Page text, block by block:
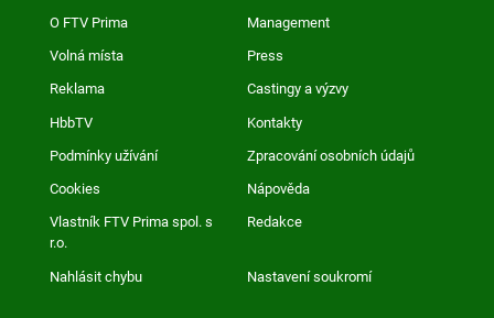
O FTV Prima Management
Volná místa Press
Reklama Castingy a výzvy
HbbTV Kontakty
Podmínky užívání Zpracování osobních údajů
Cookies Nápověda
Vlastník FTV Prima spol. s
r.o.
Redakce
Nahlásit chybu Nastavení soukromí